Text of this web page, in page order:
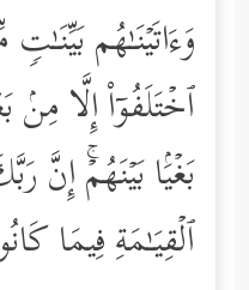
وَءَاتَیۡنَـٰهُم
ٱخۡتَلَفُوۤاْ إِلَّا
بَغۡیَۢا بَیۡنَهُمۡۚ إِنَّ
ٱلۡقِیَـٰمَةِ فِیمَا